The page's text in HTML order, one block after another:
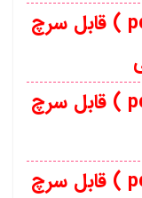
ورد و پی دی اف ( word و pdf ) قابل سرچ
ورد و پی دی اف ( word و pdf ) قابل سرچ
ورد و پی دی اف ( word و pdf ) قابل سرچ